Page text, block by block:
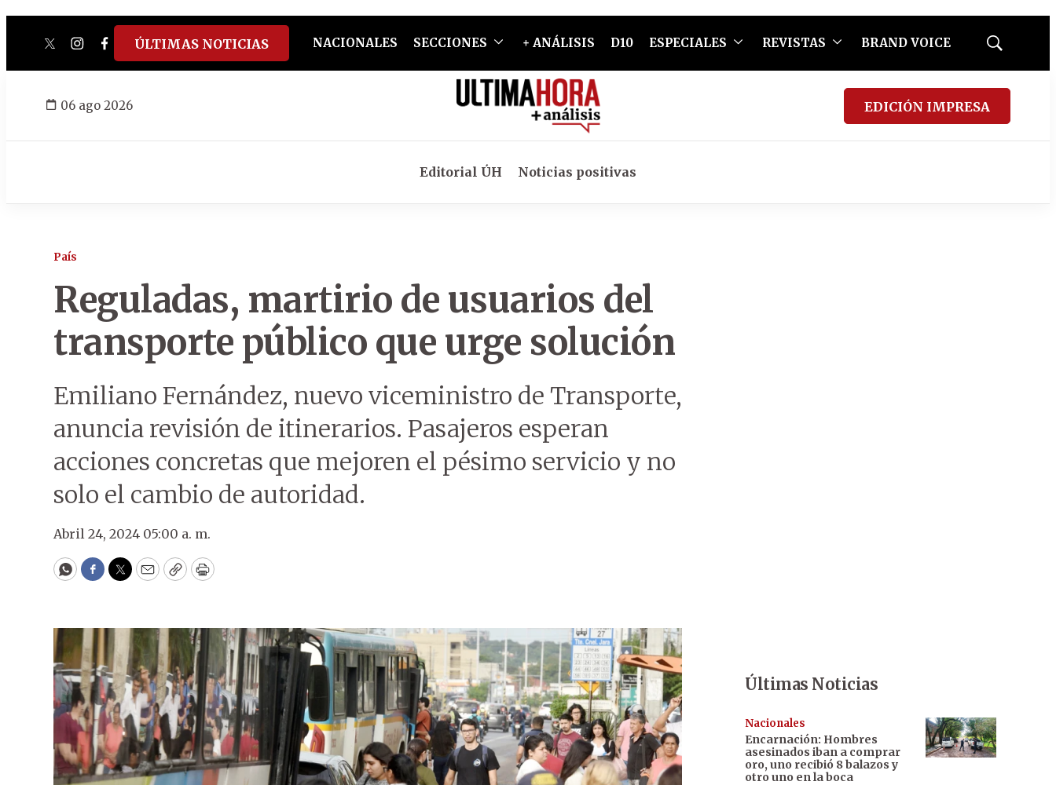
twitterinstagram
facebook
tiktokyoutube
spotify
ÚLTIMAS NOTICIAS NACIONALES SECCIONES + ANÁLISIS D10 ESPECIALES REVISTAS BRAND VOICE
Mostrar
06 ago 2026 EDICIÓN IMPRESA
Editorial ÚH Noticias positivas
País
Reguladas, martirio de usuarios del
transporte público que urge solución
Emiliano Fernández, nuevo viceministro de Transporte,
anuncia revisión de itinerarios. Pasajeros esperan
acciones concretas que mejoren el pésimo servicio y no
solo el cambio de autoridad.
Abril 24, 2024 05:00 a. m.
WhatsApp
Facebook
Twitter
EmailCopyPrint
Últimas Noticias
Nacionales
Encarnación: Hombres
asesinados iban a comprar
oro, uno recibió 8 balazos y
otro uno en la boca